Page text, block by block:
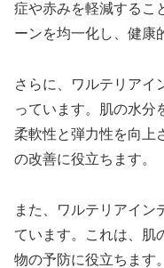
症や赤みを軽減するこ
ーンを均一化し、健康
さらに、ワルテリアイ
っています。肌の水分
柔軟性と弾力性を向上
の改善に役立ちます。
また、ワルテリアイン
ています。これは、肌
物の予防に役立ちます